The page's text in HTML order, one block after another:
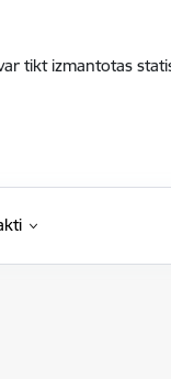
tikt izmantotas